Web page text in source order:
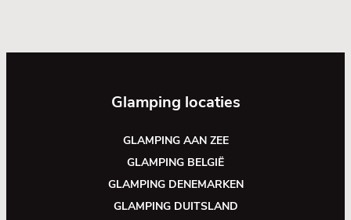
Glamping locaties
GLAMPING AAN ZEE
GLAMPING BELGIË
GLAMPING DENEMARKEN
GLAMPING DUITSLAND